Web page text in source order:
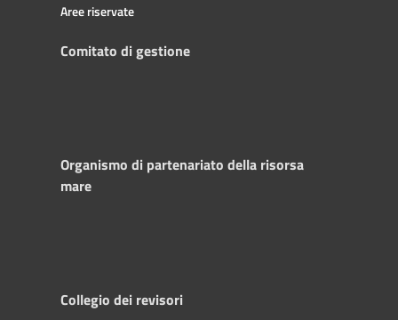
Aree riservate
Comitato di gestione
Organismo di partenariato della risorsa
mare
Collegio dei revisori